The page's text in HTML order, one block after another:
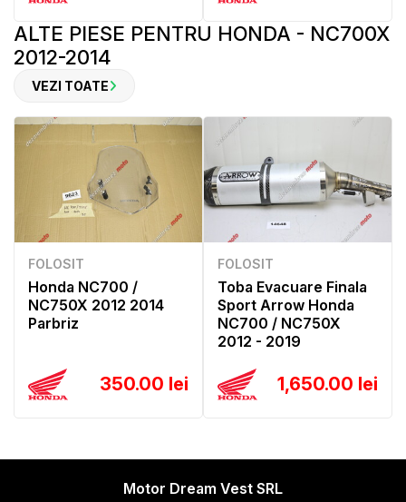
ALTE PIESE PENTRU HONDA - NC700X
2012-2014
VEZI TOATE
FOLOSIT
Honda NC700 /
NC750X 2012 2014
Parbriz
350.00 lei
FOLOSIT
Toba Evacuare Finala
Sport Arrow Honda
NC700 / NC750X
2012 - 2019
1,650.00 lei
Motor Dream Vest SRL